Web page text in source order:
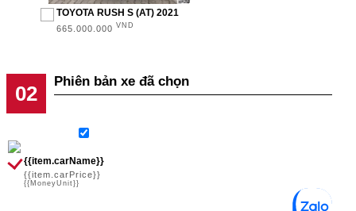
TOYOTA RUSH S (AT) 2021
665.000.000 VND
Phiên bản xe đã chọn
{{item.carName}}
{{item.carPrice}}
{{MoneyUnit}}